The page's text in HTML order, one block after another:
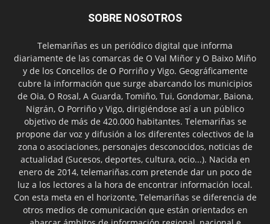
SOBRE NOSOTROS
Telemariñas es un periódico digital que informa
diariamente de las comarcas de O Val Miñor y O Baixo Miño
y de los Concellos de O Porriño y Vigo. Geográficamente
cubre la información que surge abarcando los municipios
de Oia, O Rosal, A Guarda, Tomiño, Tui, Gondomar, Baiona,
Nigrán, O Porriño y Vigo, dirigiéndose así a un público
objetivo de más de 420.000 habitantes. Telemariñas se
propone dar voz y difusión a los diferentes colectivos de la
zona o asociaciones, personajes desconocidos, noticias de
actualidad (Sucesos, deportes, cultura, ocio...). Nacida en
enero de 2014, telemariñas.com pretende dar un poco de
luz a los lectores a la hora de encontrar información local.
Con esta meta en el horizonte, Telemariñas se diferencia de
otros medios de comunicación que están orientados en